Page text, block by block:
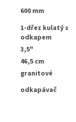
600 mm
1-dřez kulatý s
odkapem
3,5"
46,5 cm
granitové
odkapávač